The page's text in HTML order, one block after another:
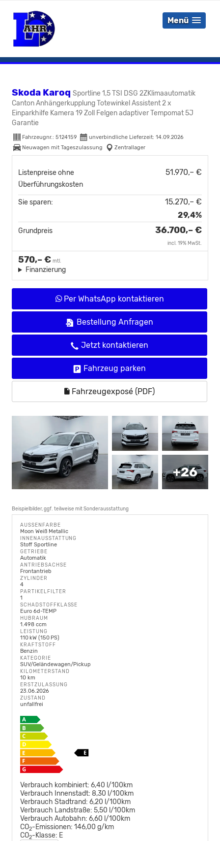
Menü
Skoda Karoq Sportline 1,5 TSI DSG 2ZKlimaautomatik
Canton Anhängerkupplung Totewinkel Assistent 2 x
Einparkhilfe Kamera 19 Zoll Felgen adaptiver Tempomat 5J
Garantie
Fahrzeugnr.: 5124159 unverbindliche Lieferzeit: 14.09.2026
Neuwagen mit Tageszulassung
Zentrallager
Listenpreise ohne
Überführungskosten
51.970,– €
Sie sparen:
15.270,– €
29,4%
Grundpreis 36.700,– €
incl. 19% MwSt.
570,– € mtl.
Finanzierung
Per WhatsApp kontaktieren
Bestellung Anfragen
Jetzt kontaktieren
Fahrzeug parken
Fahrzeugexposé (PDF)
+26
Beispielbilder, ggf. teilweise mit Sonderausstattung
AUSSENFARBE
Moon Weiß Metallic
INNENAUSSTATTUNG
Stoff Sportline
GETRIEBE
Automatik
ANTRIEBSACHSE
Frontantrieb
ZYLINDER
4
PARTIKELFILTER
1
SCHADSTOFFKLASSE
Euro 6d-TEMP
HUBRAUM
1.498 ccm
LEISTUNG
110 kW (150 PS)
KRAFTSTOFF
Benzin
KATEGORIE
SUV/Geländewagen/Pickup
KILOMETERSTAND
10 km
ERSTZULASSUNG
23.06.2026
ZUSTAND
unfallfrei
Verbrauch kombiniert: 6,40 l/100km
Verbrauch Innenstadt: 8,30 l/100km
Verbrauch Stadtrand: 6,20 l/100km
Verbrauch Landstraße: 5,50 l/100km
Verbrauch Autobahn: 6,60 l/100km
CO2-Emissionen: 146,00 g/km
CO2-Klasse: E